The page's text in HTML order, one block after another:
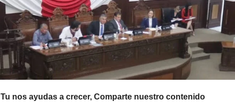
Tu nos ayudas a crecer, Comparte nuestro contenido